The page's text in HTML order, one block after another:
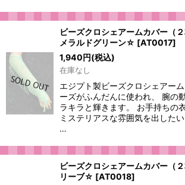
ビーズクロシェアームカバー（
メラルドグリーン☆ [AT0017]
1,940円(税込)
在庫なし
エジプト製ビーズクロシェアー
ーズがふんだんに使われ、 腕の
ラキラと輝きます。 お手持ちの
ミステリアスな雰囲気を出した
…
ビーズクロシェアームカバー（
リーブ☆ [AT0018]